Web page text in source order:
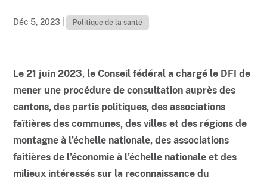
Déc 5, 2023 Politique de la santé
Le 21 juin 2023, le Conseil fédéral a chargé le DFI de
mener une procédure de consultation auprès des
cantons, des partis politiques, des associations
faîtières des communes, des villes et des régions de
montagne à l’échelle nationale, des associations
faîtières de l’économie à l’échelle nationale et des
milieux intéressés sur la reconnaissance du